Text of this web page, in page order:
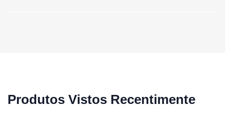
Produtos Vistos Recentimente